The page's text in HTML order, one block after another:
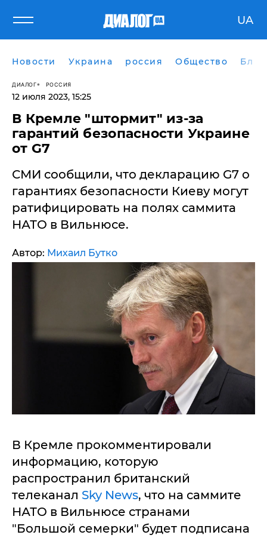
UA
Новости Украина россия Общество
ДИАЛОГ РОССИЯ
12 июля 2023, 15:25
В Кремле "штормит" из-за
гарантий безопасности Украине
от G7
СМИ сообщили, что декларацию G7 о
гарантиях безопасности Киеву могут
ратифицировать на полях саммита
НАТО в Вильнюсе.
Автор: Михаил Бутко
В Кремле прокомментировали
информацию, которую
распространил британский
телеканал Sky News, что на саммите
НАТО в Вильнюсе странами
"Большой семерки" будет подписана